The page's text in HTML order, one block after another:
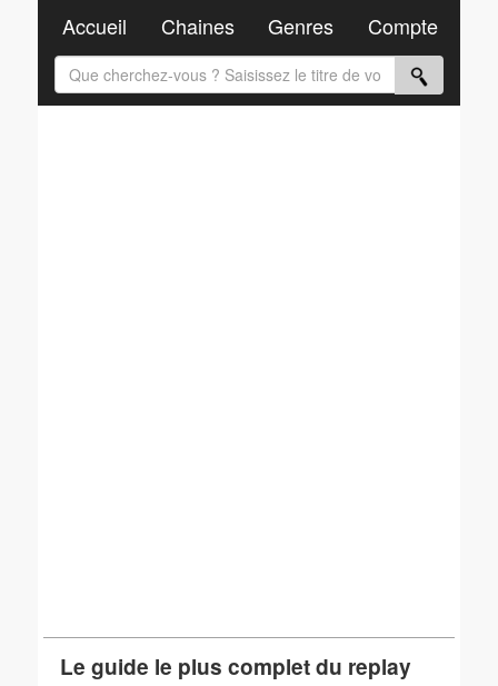
Le guide le plus complet du replay
Accueil Chaines Genres Compte